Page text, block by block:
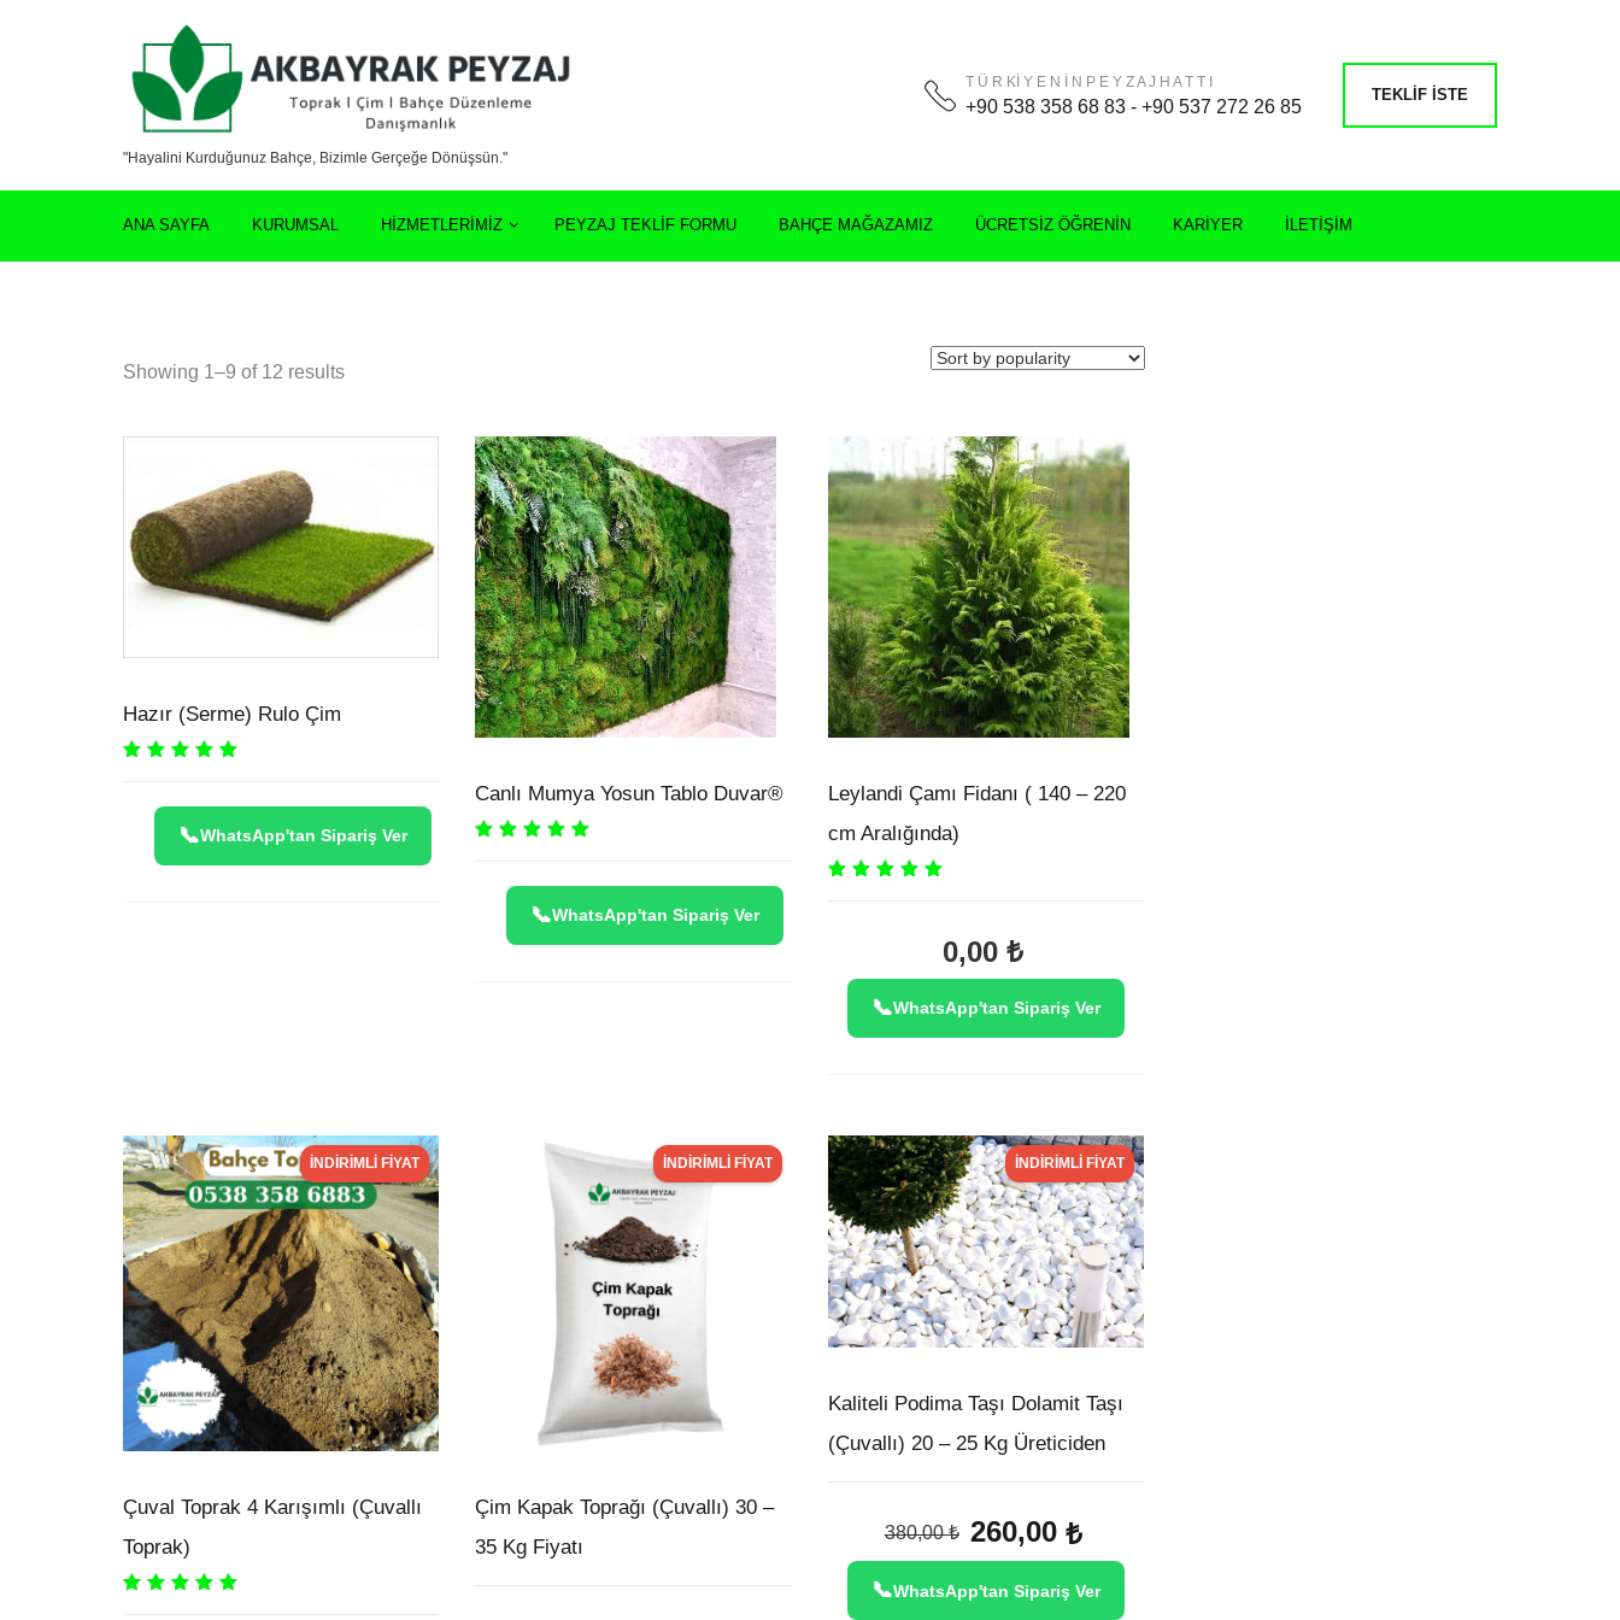
"Hayalini Kurduğunuz Bahçe, Bizimle Gerçeğe Dönüşsün."
T Ü R Kİ Y E N İ N P E Y Z A J H A T T I
+90 538 358 68 83 - +90 537 272 26 85
TEKLIF İSTE
ANA SAYFA KURUMSAL HIZMETLERIMIZ PEYZAJ TEKLIF FORMU BAHÇE MAĞAZAMIZ ÜCRETSIZ ÖĞRENIN KARIYER İLETIŞIM
Showing 1–9 of 12 results
Hazır (Serme) Rulo Çim
WhatsApp'tan Sipariş Ver
Canlı Mumya Yosun Tablo Duvar®
WhatsApp'tan Sipariş Ver
Leylandi Çamı Fidanı ( 140 – 220
cm Aralığında)
0,00₺
WhatsApp'tan Sipariş Ver
İNDIRIMLI FIYAT
Çuval Toprak 4 Karışımlı (Çuvallı
Toprak)
İNDIRIMLI FIYAT
Çim Kapak Toprağı (Çuvallı) 30 –
35 Kg Fiyatı
İNDIRIMLI FIYAT
Kaliteli Podima Taşı Dolamit Taşı
(Çuvallı) 20 – 25 Kg Üreticiden
380,00₺
Original
price
380,00 ₺.
260,00 ₺price
260,00 ₺.
WhatsApp'tan Sipariş Ver